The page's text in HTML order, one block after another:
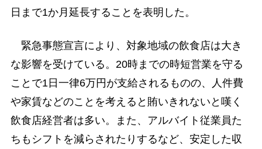
日まで1か月延長することを表明した。
緊急事態宣言により、対象地域の飲食店は大き
な影響を受けている。20時までの時短営業を守る
ことで1日一律6万円が支給されるものの、人件費
や家賃などのことを考えると賄いきれないと嘆く
飲食店経営者は多い。また、アルバイト従業員た
ちもシフトを減らされたりするなど、安定した収